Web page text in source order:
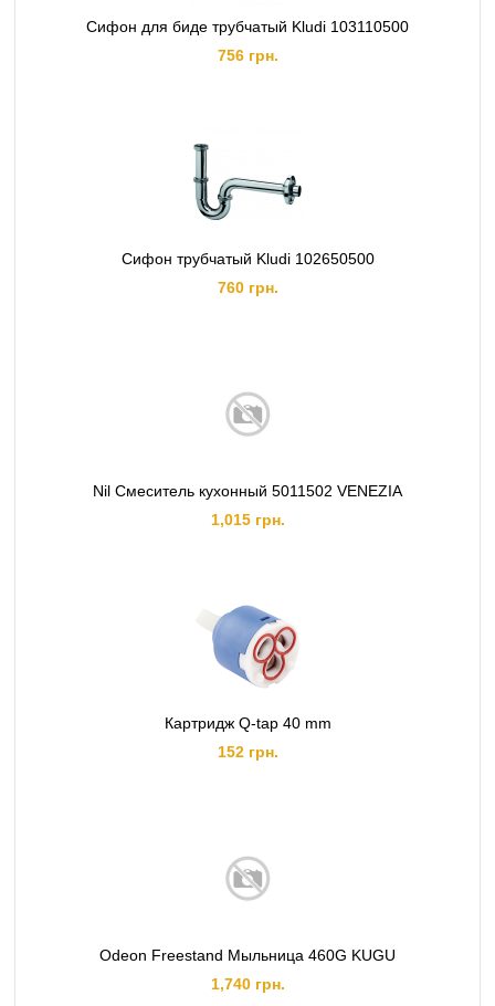
Сифон для биде трубчатый Kludi 103110500
756 грн.
Сифон трубчатый Kludi 102650500
760 грн.
Nil Смеситель кухонный 5011502 VENEZIA
1,015 грн.
Картридж Q-tap 40 mm
152 грн.
Odeon Freestand Мыльница 460G KUGU
1,740 грн.